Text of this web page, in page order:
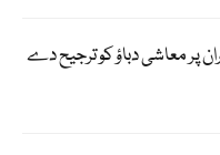
پر معاشی دباؤ کو ترجیح دے